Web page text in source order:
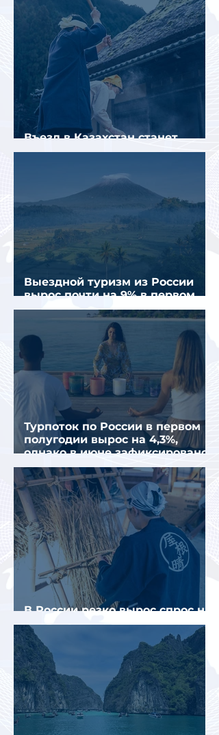
Въезд в Казахстан станет
платным до конца года
Выездной туризм из России
вырос почти на 9% в первом
полугодии 2026 года
Турпоток по России в первом
полугодии вырос на 4,3%,
однако в июне зафиксировано
снижение
В России резко вырос спрос на
отели без звезд